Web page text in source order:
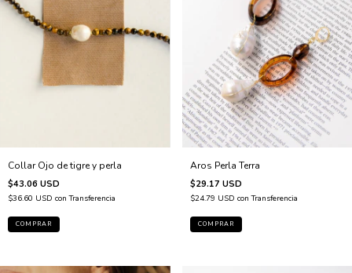
Collar Ojo de tigre y perla
$43.06 USD
$36.60 USD con Transferencia
Aros Perla Terra
$29.17 USD
$24.79 USD con Transferencia